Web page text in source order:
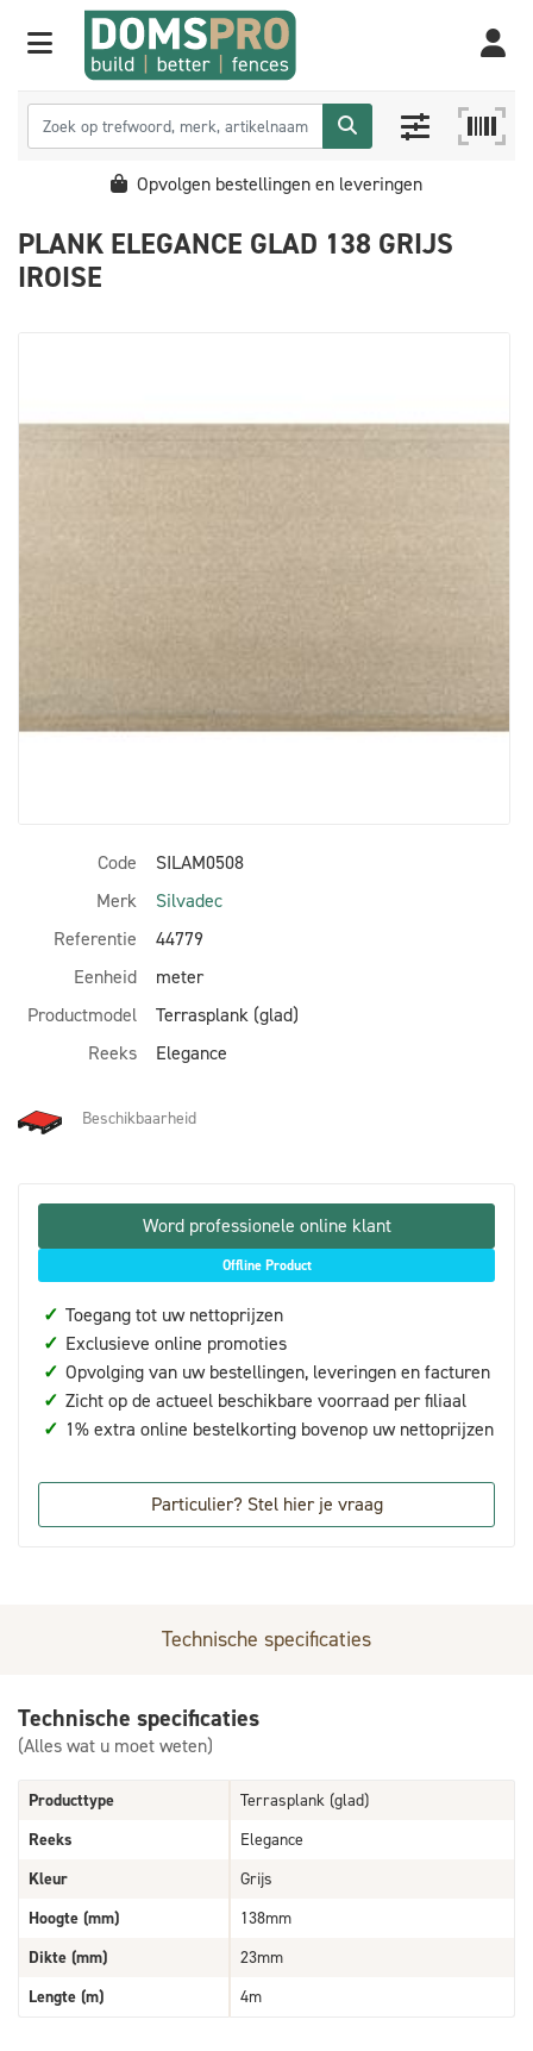
Opvolgen bestellingen en leveringen
PLANK ELEGANCE GLAD 138 GRIJS
IROISE
Code
SILAM0508
Merk
Silvadec
Referentie
44779
Eenheid
meter
Productmodel
Terrasplank (glad)
Reeks
Elegance
Beschikbaarheid
Word professionele online klant
Offline Product
✓ Toegang tot uw nettoprijzen
✓ Exclusieve online promoties
✓ Opvolging van uw bestellingen, leveringen en facturen
✓ Zicht op de actueel beschikbare voorraad per filiaal
✓ 1% extra online bestelkorting bovenop uw nettoprijzen
Particulier? Stel hier je vraag
Technische specificaties
Technische specificaties
(Alles wat u moet weten)
Producttype
Terrasplank (glad)
Reeks
Elegance
Kleur
Grijs
Hoogte (mm)
138mm
Dikte (mm)
23mm
Lengte (m)
4m